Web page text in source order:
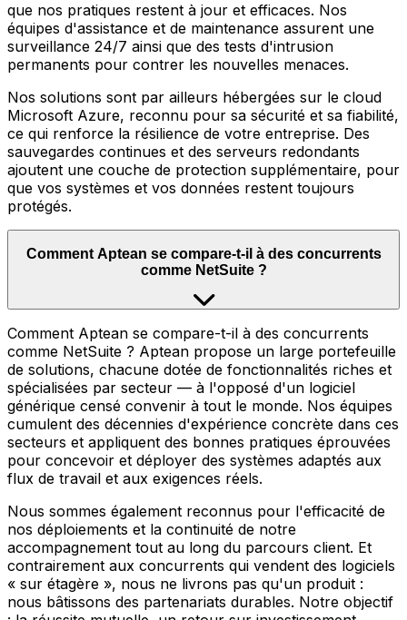
que nos pratiques restent à jour et efficaces. Nos
équipes d'assistance et de maintenance assurent une
surveillance 24/7 ainsi que des tests d'intrusion
permanents pour contrer les nouvelles menaces.
Nos solutions sont par ailleurs hébergées sur le cloud
Microsoft Azure, reconnu pour sa sécurité et sa fiabilité,
ce qui renforce la résilience de votre entreprise. Des
sauvegardes continues et des serveurs redondants
ajoutent une couche de protection supplémentaire, pour
que vos systèmes et vos données restent toujours
protégés.
Comment Aptean se compare-t-il à des concurrents
comme NetSuite ?
Comment Aptean se compare-t-il à des concurrents
comme NetSuite ? Aptean propose un large portefeuille
de solutions, chacune dotée de fonctionnalités riches et
spécialisées par secteur — à l'opposé d'un logiciel
générique censé convenir à tout le monde. Nos équipes
cumulent des décennies d'expérience concrète dans ces
secteurs et appliquent des bonnes pratiques éprouvées
pour concevoir et déployer des systèmes adaptés aux
flux de travail et aux exigences réels.
Nous sommes également reconnus pour l'efficacité de
nos déploiements et la continuité de notre
accompagnement tout au long du parcours client. Et
contrairement aux concurrents qui vendent des logiciels
« sur étagère », nous ne livrons pas qu'un produit :
nous bâtissons des partenariats durables. Notre objectif